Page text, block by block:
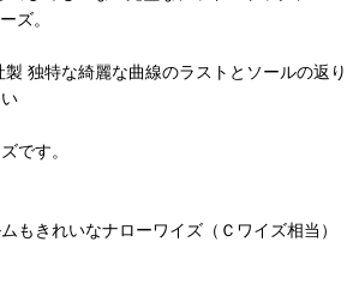
ズ。
製 独特な綺麗な曲線のラストとソールの返り
です。
もきれいなナローワイズ（Ｃワイズ相当）